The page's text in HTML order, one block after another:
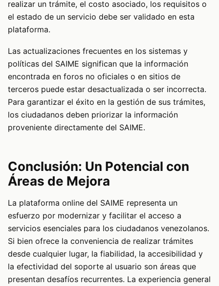
realizar un trámite, el costo asociado, los requisitos o
el estado de un servicio debe ser validado en esta
plataforma.
Las actualizaciones frecuentes en los sistemas y
políticas del SAIME significan que la información
encontrada en foros no oficiales o en sitios de
terceros puede estar desactualizada o ser incorrecta.
Para garantizar el éxito en la gestión de sus trámites,
los ciudadanos deben priorizar la información
proveniente directamente del SAIME.
Conclusión: Un Potencial con
Áreas de Mejora
La plataforma online del SAIME representa un
esfuerzo por modernizar y facilitar el acceso a
servicios esenciales para los ciudadanos venezolanos.
Si bien ofrece la conveniencia de realizar trámites
desde cualquier lugar, la fiabilidad, la accesibilidad y
la efectividad del soporte al usuario son áreas que
presentan desafíos recurrentes. La experiencia general